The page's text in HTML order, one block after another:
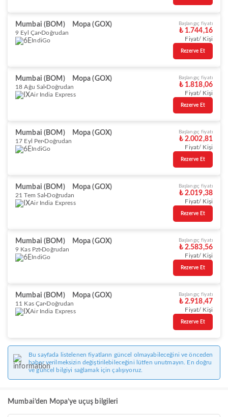
Mumbai (BOM) Mopa (GOX)
9 Eyl Çar Doğrudan
IndiGo
Başlangıç fiyatı
₺ 1.744,16
Fiyat/ Kişi
Rezerve Et
Mumbai (BOM) Mopa (GOX)
18 Ağu Sal Doğrudan
Air India Express
Başlangıç fiyatı
₺ 1.818,06
Fiyat/ Kişi
Rezerve Et
Mumbai (BOM) Mopa (GOX)
17 Eyl Per Doğrudan
IndiGo
Başlangıç fiyatı
₺ 2.002,81
Fiyat/ Kişi
Rezerve Et
Mumbai (BOM) Mopa (GOX)
21 Tem Sal Doğrudan
Air India Express
Başlangıç fiyatı
₺ 2.019,38
Fiyat/ Kişi
Rezerve Et
Mumbai (BOM) Mopa (GOX)
9 Kas Pzt Doğrudan
IndiGo
Başlangıç fiyatı
₺ 2.583,56
Fiyat/ Kişi
Rezerve Et
Mumbai (BOM) Mopa (GOX)
11 Kas Çar Doğrudan
Air India Express
Başlangıç fiyatı
₺ 2.918,47
Fiyat/ Kişi
Rezerve Et
Bu sayfada listelenen fiyatların güncel olmayabileceğini ve önceden
haber verilmeksizin değiştirilebileceğini lütfen unutmayın. En doğru
ve güncel bilgiyi sağlamak için çalışıyoruz.
Mumbai’den Mopa’ye uçuş bilgileri